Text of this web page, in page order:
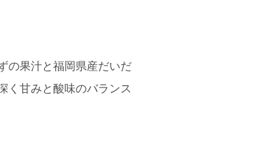
の果汁と福岡県産だいだ
く甘みと酸味のバランス